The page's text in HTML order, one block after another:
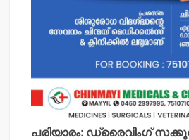
പരിയാരം: ഡ്രൈവിംഗ്